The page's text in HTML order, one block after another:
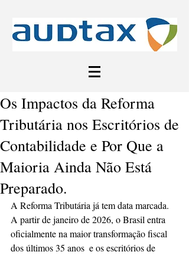
Os Impactos da Reforma
Tributária nos Escritórios de
Contabilidade e Por Que a
Maioria Ainda Não Está
Preparado.
A Reforma Tributária já tem data marcada.
A partir de janeiro de 2026, o Brasil entra
oficialmente na maior transformação fiscal
dos últimos 35 anos  e os escritórios de